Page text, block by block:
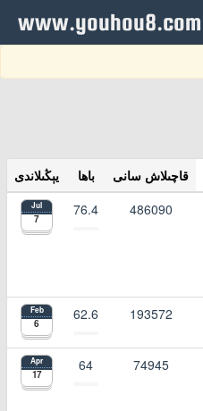
www.youhou8.com
قاچىلاش سانى باھا
يېڭىلاندى
486090
76.4
Jul
7
193572
62.6
Feb
6
74945
64
Apr
17